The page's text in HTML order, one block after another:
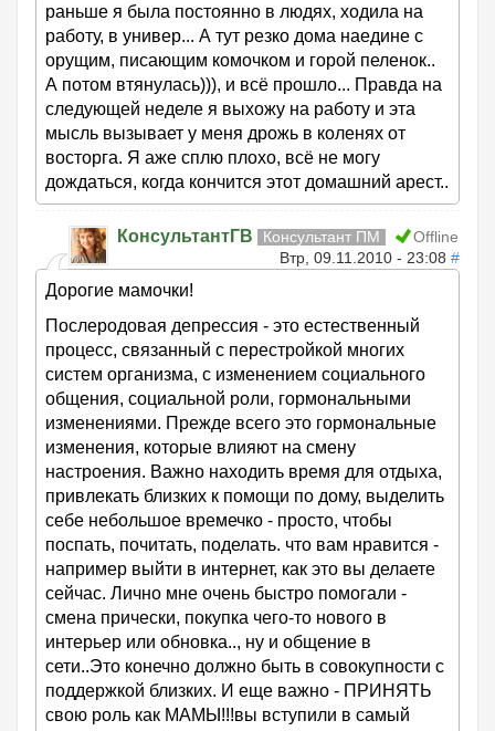
раньше я была постоянно в людях, ходила на
работу, в универ... А тут резко дома наедине с
орущим, писающим комочком и горой пеленок..
А потом втянулась))), и всё прошло... Правда на
следующей неделе я выхожу на работу и эта
мысль вызывает у меня дрожь в коленях от
восторга. Я аже сплю плохо, всё не могу
дождаться, когда кончится этот домашний арест..
КонсультантГВ Консультант ПМ
Offline
Втр, 09.11.2010 - 23:08 #
Дорогие мамочки!
Послеродовая депрессия - это естественный
процесс, связанный с перестройкой многих
систем организма, с изменением социального
общения, социальной роли, гормональными
изменениями. Прежде всего это гормональные
изменения, которые влияют на смену
настроения. Важно находить время для отдыха,
привлекать близких к помощи по дому, выделить
себе небольшое времечко - просто, чтобы
поспать, почитать, поделать. что вам нравится -
например выйти в интернет, как это вы делаете
сейчас. Лично мне очень быстро помогали -
смена прически, покупка чего-то нового в
интерьер или обновка.., ну и общение в
сети..Это конечно должно быть в совокупности с
поддержкой близких. И еще важно - ПРИНЯТЬ
свою роль как МАМЫ!!!вы вступили в самый